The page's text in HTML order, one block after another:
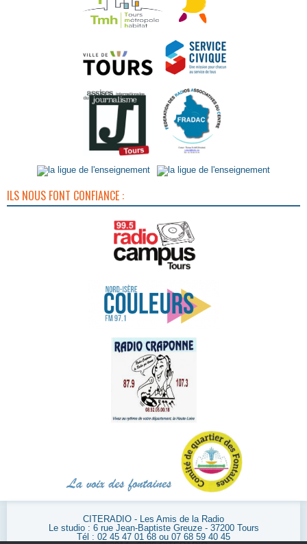
ILS NOUS FONT CONFIANCE :
CITERADIO - Les Amis de la Radio
Le studio : 6 rue Jean-Baptiste Greuze - 37200 Tours
Tél : 02 45 47 01 68 ou 07 68 59 40 45